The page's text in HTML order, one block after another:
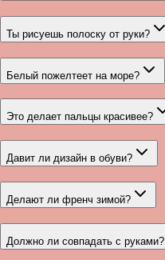
Ты рисуешь полоску от руки?
Белый пожелтеет на море?
Это делает пальцы красивее?
Давит ли дизайн в обуви?
Делают ли френч зимой?
Должно ли совпадать с руками?